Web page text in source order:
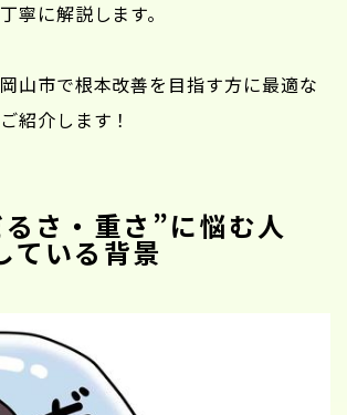
寧に解説します。
山市で根本改善を目指す方に最適な
紹介します！
さ・重さ”に悩む人
ている背景